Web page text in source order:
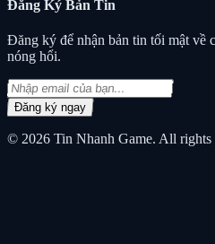
Đăng Ký Bản Tin
Đăng ký để nhận bản tin tối mật về
nóng hổi.
Đăng ký ngay
© 2026 Tin Nhanh Game. All rights